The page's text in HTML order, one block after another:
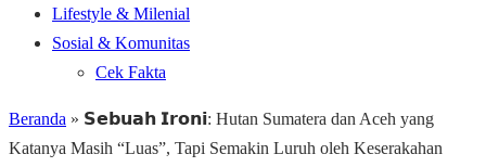
Lifestyle & Milenial
Sosial & Komunitas
Cek Fakta
Beranda » 𝗦𝗲𝗯𝘂𝗮𝗵 𝗜𝗿𝗼𝗻𝗶: Hutan Sumatera dan Aceh yang
Katanya Masih “Luas”, Tapi Semakin Luruh oleh Keserakahan